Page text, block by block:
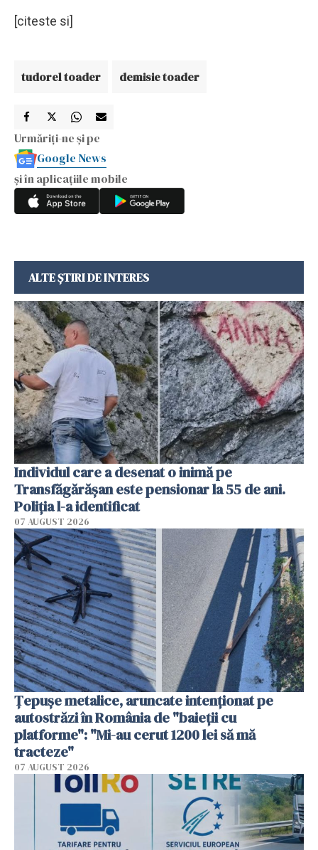
[citeste si]
tudorel toader demisie toader
Urmăriți-ne și pe
Google News
și în aplicațiile mobile
ALTE ȘTIRI DE INTERES
Individul care a desenat o inimă pe
Transfăgărășan este pensionar la 55 de ani.
Poliția l-a identificat
07 AUGUST 2026
Țepușe metalice, aruncate intenționat pe
autostrăzi în România de "baieții cu
platforme": "Mi-au cerut 1200 lei să mă
tracteze"
07 AUGUST 2026